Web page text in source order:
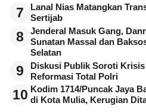
7
Lanal Nias Matangkan
Sertijab
8
Jenderal Masuk Gang,
Sunatan Massal dan
Selatan
9
Diskusi Publik Soroti
Reformasi Total Polri
10 Kodim 1714/Puncak Jaya
di Kota Mulia, Kerugian